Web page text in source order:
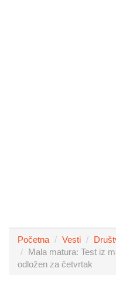
Početna Vesti
Mala matura: Test iz
odložen za četvrtak